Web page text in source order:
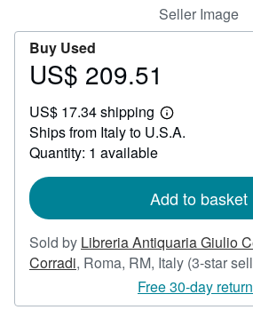
Seller Image
Buy Used
Price
209.51
US$ 209.51
US$ 17.34 shipping
Learn
more
Ships from Italy to U.S.A.
Quantity: 1 available
Add to basket
Sold by Libreria Antiquaria Giulio
Corradi, Roma, RM, Italy (3-star
Free 30-day